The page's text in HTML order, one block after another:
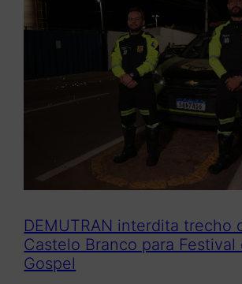
DEMUTRAN interdita trecho
Castelo Branco para Festival
Gospel